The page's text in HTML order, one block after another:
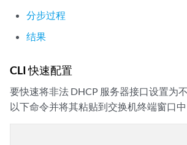
分步过程
结果
CLI 快速配置
要快速将非法 DHCP 服务器接口设置为
以下命令并将其粘贴到交换机终端窗口中